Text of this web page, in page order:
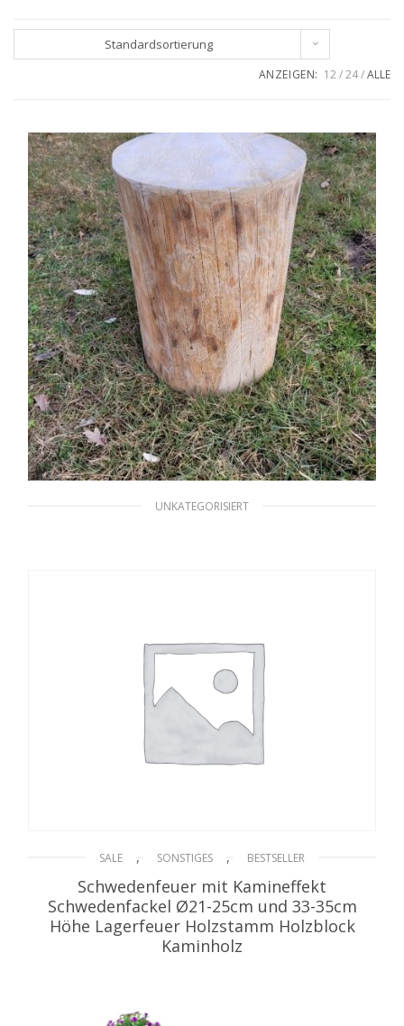
Standardsortierung
ANZEIGEN: 12 24 ALLE
UNKATEGORISIERT
SALE , SONSTIGES , BESTSELLER
Schwedenfeuer mit Kamineffekt
Schwedenfackel Ø21-25cm und 33-35cm
Höhe Lagerfeuer Holzstamm Holzblock
Kaminholz